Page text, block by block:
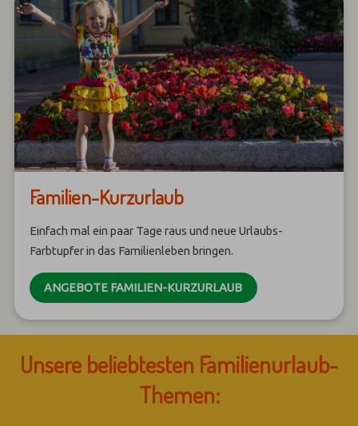
Familien-Kurzurlaub
Einfach mal ein paar Tage raus und neue Urlaubs-
Farbtupfer in das Familienleben bringen.
ANGEBOTE FAMILIEN-KURZURLAUB
Unsere beliebtesten Familienurlaub-
Themen: